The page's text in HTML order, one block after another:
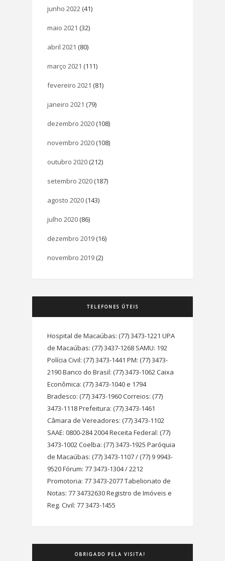
junho 2022 (41)
maio 2021 (32)
abril 2021 (80)
março 2021 (111)
fevereiro 2021 (81)
janeiro 2021 (79)
dezembro 2020 (108)
novembro 2020 (108)
outubro 2020 (212)
setembro 2020 (187)
agosto 2020 (143)
julho 2020 (86)
dezembro 2019 (16)
novembro 2019 (2)
TELEFONES ÚTEIS
Hospital de Macaúbas: (77) 3473-1221 UPA
de Macaúbas: (77) 3437-1268 SAMU: 192
Polícia Civil: (77) 3473-1441 PM: (77) 3473-
2190 Banco do Brasil: (77) 3473-1062 Caixa
Econômica: (77) 3473-1040 e 1794
Bradesco: (77) 3473-1960 Correios: (77)
3473-1118 Prefeitura: (77) 3473-1461
Câmara de Vereadores: (77) 3473-1102
SAAE: 0800-284 2004 Receita Federal: (77)
3473-1002 Coelba: (77) 3473-1925 Paróquia
de Macaúbas: (77) 3473-1107 / (77) 9 9943-
9520 Fórum: 77 3473-1304 / 2212
Promotoria: 77 3473-2077 Tabelionato de
Notas: 77 34732630 Registro de Imóveis e
Reg. Civil: 77 3473-1455
OBRIGADO PELA VISITA!